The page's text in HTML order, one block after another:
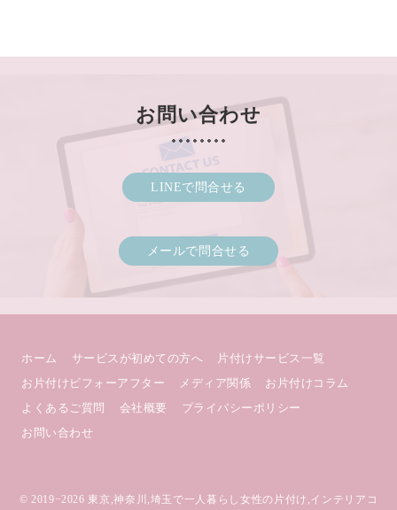
お問い合わせ
LINEで問合せる
メールで問合せる
ホーム サービスが初めての方へ
片付けサービス一覧
お片付けビフォーアフター
メディア関係
お片付けコラム
よくあるご質問
会社概要
プライバシーポリシー
お問い合わせ
© 2019−2026 東京,神奈川,埼玉で一人暮らし女性の片付け,インテリアコ